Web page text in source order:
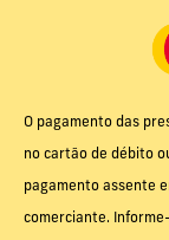
O pagamento das
no cartão de débito
pagamento assente
comerciante.